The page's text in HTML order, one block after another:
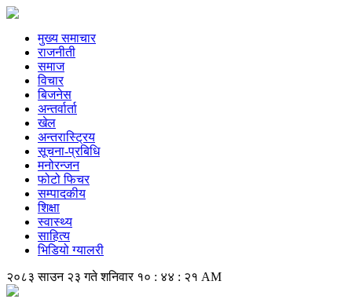
मुख्य समाचार
राजनीती
समाज
विचार
बिजनेस
अन्तर्वार्ता
खेल
अन्तरास्ट्रिय
सूचना-प्रबिधि
मनोरन्जन
फोटो फिचर
सम्पादकीय
शिक्षा
स्वास्थ्य
साहित्य
भिडियो ग्यालरी
२०८३ साउन २३ गते शनिवार १० : ४४ : २२ AM